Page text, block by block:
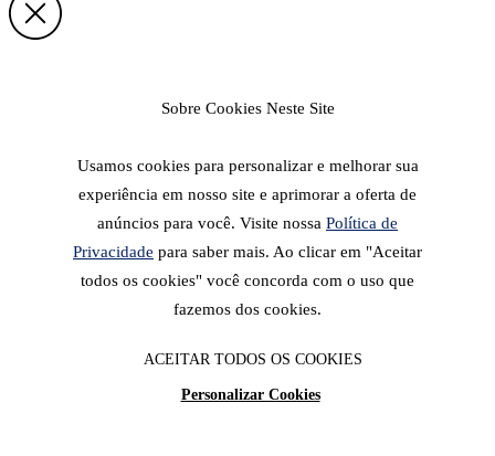
Sobre Cookies Neste Site
Usamos cookies para personalizar e melhorar sua
experiência em nosso site e aprimorar a oferta de
anúncios para você. Visite nossa Política de
Privacidade para saber mais. Ao clicar em "Aceitar
todos os cookies" você concorda com o uso que
fazemos dos cookies.
ACEITAR TODOS OS COOKIES
Personalizar Cookies